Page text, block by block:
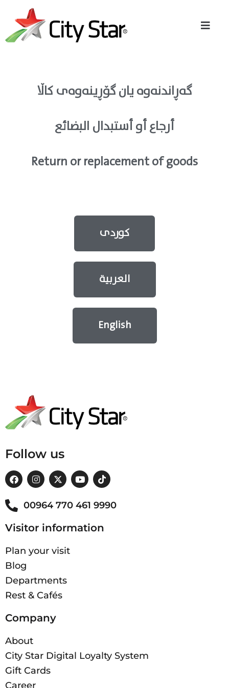
گەڕاندنەوە یان گۆڕینەوەی کاڵا
أرجاع أو أستبدال البضائع
Return or replacement of goods
کوردی
العربية
English
Follow us
00964 770 461 9990
Visitor information
Plan your visit
Blog
Departments
Rest & Cafés
Company
About
City Star Digital Loyalty System
Gift Cards
Career